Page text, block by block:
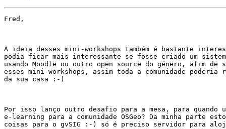
Fred,
A ideia desses mini-workshops também é bastante
podia ficar mais interessante se fosse criado um
usando Moodle ou outro open source do género, afim de
esses mini-workshops, assim toda a comunidade
da sua casa :-)
Por isso lanço outro desafio para a mesa, para quando
e-learning para a comunidade OSGeo? Da minha parte
coisas para o gvSIG :-) só é preciso servidor para